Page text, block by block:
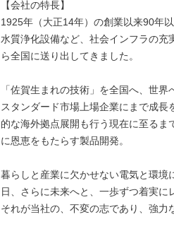
【会社の特長】
1925年（大正14年）の創業以来90年
水質浄化設備など、社会インフラの
ら全国に送り出してきました。
「佐賀生まれの技術」を全国へ、世
スタンダード市場上場企業にまで成
的な海外拠点展開も行う現在に至る
に恩恵をもたらす製品開発。
暮らしと産業に欠かせない電気と環境
日、さらに未来へと、一歩ずつ着実に
それが当社の、不変の志であり、強力